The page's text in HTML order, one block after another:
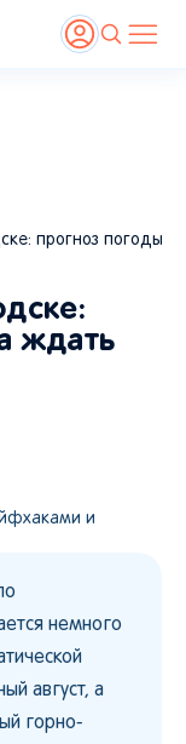
прогноз погоды,
ждать
и
немного
август, а
горно-